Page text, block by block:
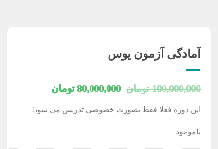
آمادگی آزمون یوس
100,000,000 تومان قیمت
80,000,000 تومانقیمت
این دوره فعلا فقط بصورت خصوصی تدریس می شود!
ناموجود